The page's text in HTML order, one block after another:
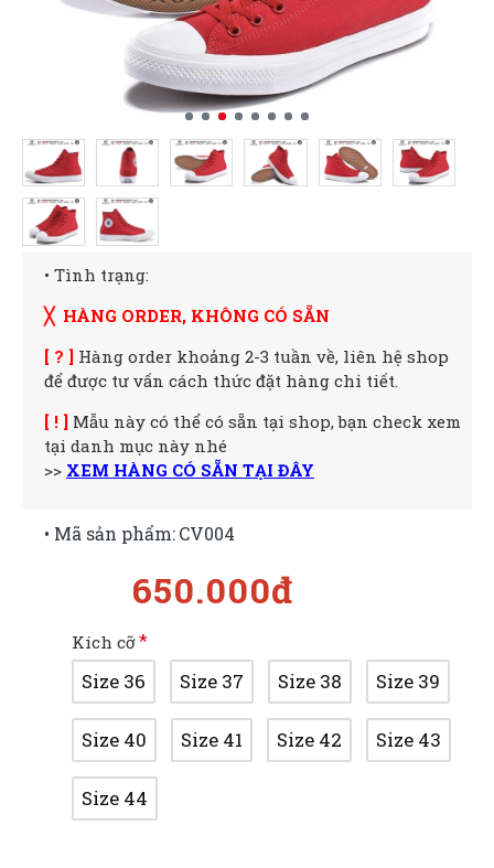
• Tình trạng:
╳ HÀNG ORDER, KHÔNG CÓ SẴN
[ ? ] Hàng order khoảng 2-3 tuần về, liên hệ shop
để được tư vấn cách thức đặt hàng chi tiết.
[ ! ] Mẫu này có thể có sẵn tại shop, bạn check xem
tại danh mục này nhé
>> XEM HÀNG CÓ SẴN TẠI ĐÂY
650.000đ
• Mã sản phẩm:CV004
Kích cỡ
Size 36 Size 37 Size 38 Size 39
Size 40 Size 41 Size 42 Size 43
Size 44